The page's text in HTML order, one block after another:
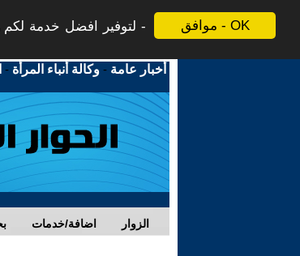
موافق - OK
لتوفير افضل خدمة لكم
أخبار عامة -وكالة أنباء المرأة -
اضافة/خدمات الزوار